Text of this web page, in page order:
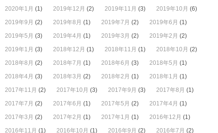
2020年1月 (1) 2019年12月 (2) 2019年11月 (3) 2019年10月 (6)
2019年9月 (2) 2019年8月 (1) 2019年7月 (2) 2019年6月 (1)
2019年5月 (3) 2019年4月 (1) 2019年3月 (2) 2019年2月 (2)
2019年1月 (3) 2018年12月 (1) 2018年11月 (1) 2018年10月 (2)
2018年8月 (2) 2018年7月 (1) 2018年6月 (3) 2018年5月 (1)
2018年4月 (3) 2018年3月 (2) 2018年2月 (1) 2018年1月 (1)
2017年11月 (2) 2017年10月 (3) 2017年9月 (3) 2017年8月 (1)
2017年7月 (2) 2017年6月 (1) 2017年5月 (2) 2017年4月 (1)
2017年3月 (2) 2017年2月 (1) 2017年1月 (1) 2016年12月 (1)
2016年11月 (1) 2016年10月 (1) 2016年9月 (2) 2016年7月 (2)